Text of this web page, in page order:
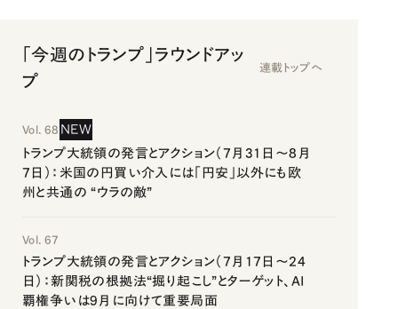
「今週のトランプ」ラウンドアッ
プ
連載トップへ
Vol. 68 NEW
トランプ大統領の発言とアクション（7月31日～8月
7日）：米国の円買い介入には「円安」以外にも欧
州と共通の “ウラの敵”
Vol. 67
トランプ大統領の発言とアクション（7月17日～24
日）：新関税の根拠法“掘り起こし”とターゲット、AI
覇権争いは9月に向けて重要局面